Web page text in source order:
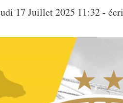
17 Juillet 2025 11:32 -